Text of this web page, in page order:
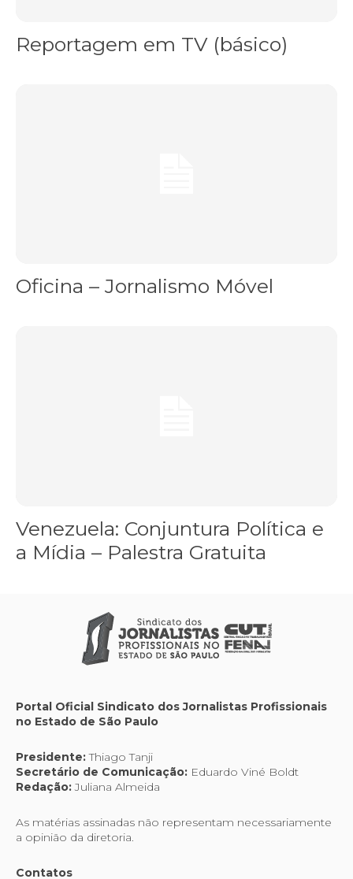
Reportagem em TV (básico)
Oficina – Jornalismo Móvel
Venezuela: Conjuntura Política e
a Mídia – Palestra Gratuita
Portal Oficial Sindicato dos Jornalistas Profissionais
no Estado de São Paulo
Presidente:Thiago Tanji
Secretário de Comunicação: Eduardo Viné Boldt
Redação:Juliana Almeida
As matérias assinadas não representam necessariamente
a opinião da diretoria.
Contatos